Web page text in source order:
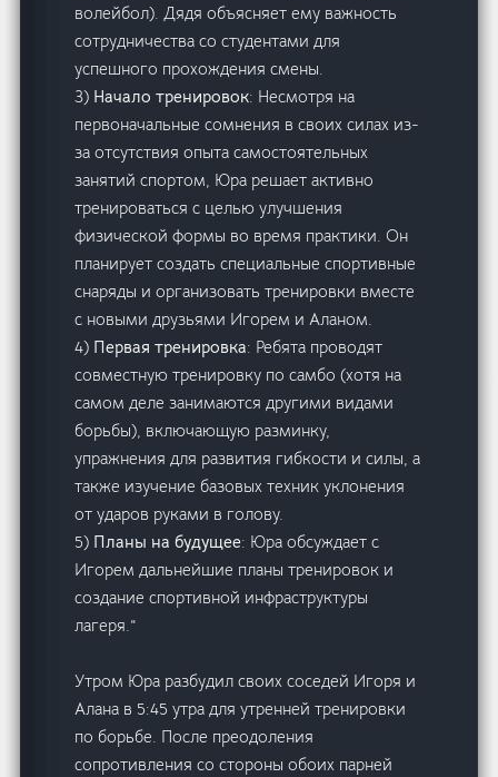
волейбол). Дядя объясняет ему важность
сотрудничества со студентами для
успешного прохождения смены.
3) Начало тренировок: Несмотря на
первоначальные сомнения в своих силах из-
за отсутствия опыта самостоятельных
занятий спортом, Юра решает активно
тренироваться с целью улучшения
физической формы во время практики. Он
планирует создать специальные спортивные
снаряды и организовать тренировки вместе
с новыми друзьями Игорем и Аланом.
4) Первая тренировка: Ребята проводят
совместную тренировку по самбо (хотя на
самом деле занимаются другими видами
борьбы), включающую разминку,
упражнения для развития гибкости и силы, а
также изучение базовых техник уклонения
от ударов руками в голову.
5) Планы на будущее: Юра обсуждает с
Игорем дальнейшие планы тренировок и
создание спортивной инфраструктуры
лагеря.”
Утром Юра разбудил своих соседей Игоря и
Алана в 5:45 утра для утренней тренировки
по борьбе. После преодоления
сопротивления со стороны обоих парней